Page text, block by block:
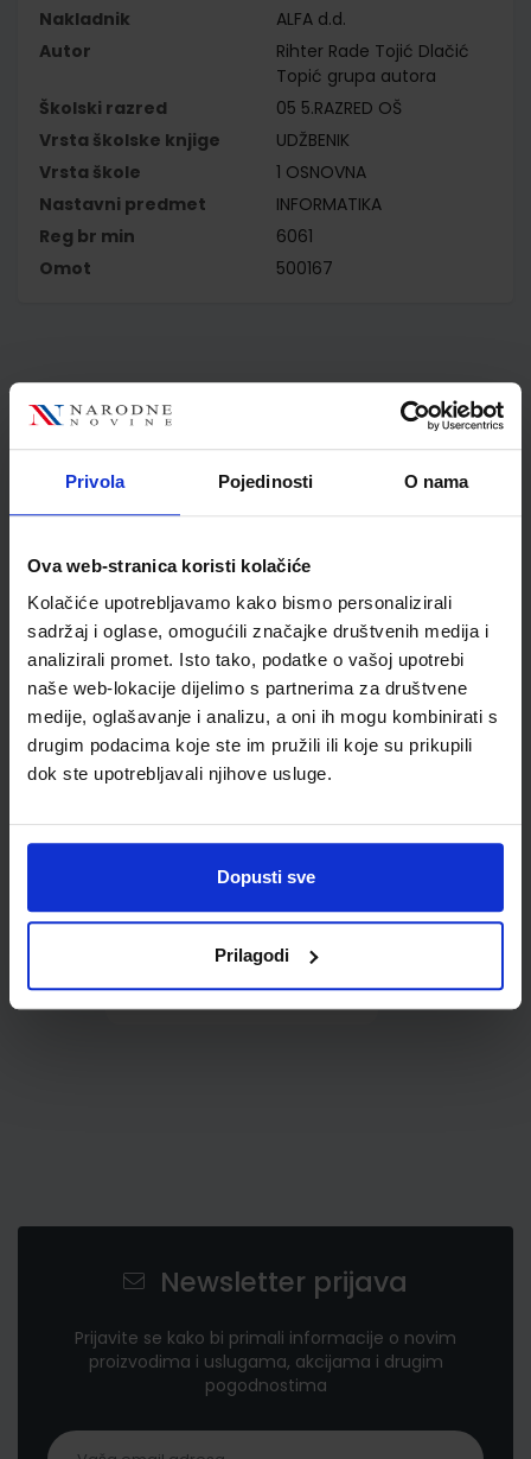
Privola Pojedinosti O nama
Ova web-stranica koristi kolačiće
Kolačiće upotrebljavamo kako bismo personalizirali
sadržaj i oglase, omogućili značajke društvenih medija i
analizirali promet. Isto tako, podatke o vašoj upotrebi
naše web-lokacije dijelimo s partnerima za društvene
medije, oglašavanje i analizu, a oni ih mogu kombinirati s
drugim podacima koje ste im pružili ili koje su prikupili
dok ste upotrebljavali njihove usluge.
Dopusti sve
Prilagodi
Nakladnik
ALFA d.d.
Autor
Rihter Rade Tojić Dlačić
Topić grupa autora
Školski razred
05 5.RAZRED OŠ
Vrsta školske knjige
UDŽBENIK
Vrsta škole
1 OSNOVNA
Nastavni predmet
INFORMATIKA
Reg br min
6061
Omot
500167
Kupci najčešće biraju..
udžbenike; dimenzije
433x272; tip 167
0,85 €
Newsletter prijava
Prijavite se kako bi primali informacije o novim
proizvodima i uslugama, akcijama i drugim
pogodnostima